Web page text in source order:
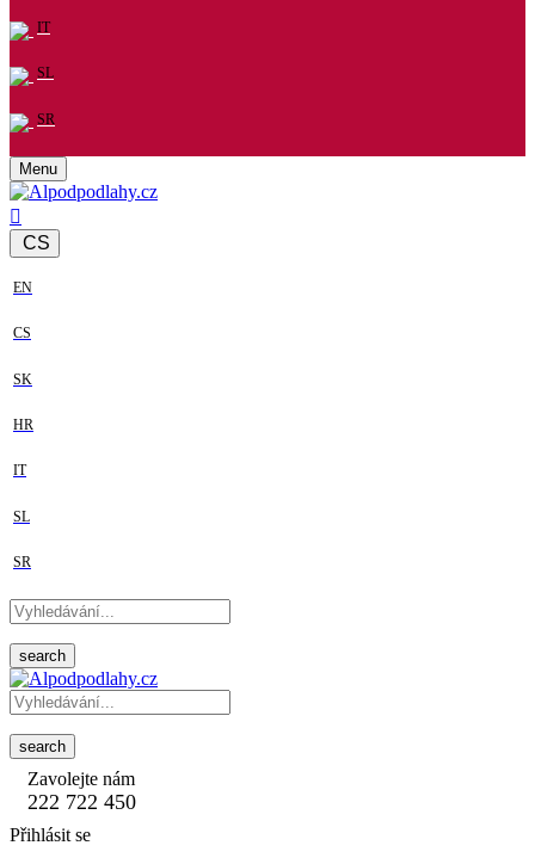
IT
SL
SR
Menu
CS
EN
CS
SK
HR
IT
SL
SR
search
search
Zavolejte nám
222 722 450
Přihlásit se